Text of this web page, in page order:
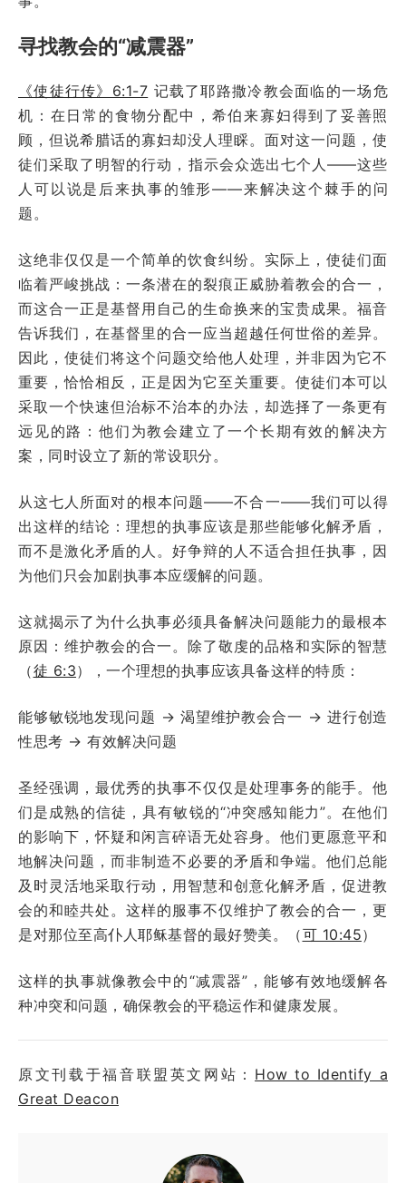
寻找教会的“减震器”
《使徒行传》6:1-7 记载了耶路撒冷教会面临的一场危
机：在日常的食物分配中，希伯来寡妇得到了妥善照
顾，但说希腊话的寡妇却没人理睬。面对这一问题，使
徒们采取了明智的行动，指示会众选出七个人——这些
人可以说是后来执事的雏形——来解决这个棘手的问
题。
这绝非仅仅是一个简单的饮食纠纷。实际上，使徒们面
临着严峻挑战：一条潜在的裂痕正威胁着教会的合一，
而这合一正是基督用自己的生命换来的宝贵成果。福音
告诉我们，在基督里的合一应当超越任何世俗的差异。
因此，使徒们将这个问题交给他人处理，并非因为它不
重要，恰恰相反，正是因为它至关重要。使徒们本可以
采取一个快速但治标不治本的办法，却选择了一条更有
远见的路：他们为教会建立了一个长期有效的解决方
案，同时设立了新的常设职分。
从这七人所面对的根本问题——不合一——我们可以得
出这样的结论：理想的执事应该是那些能够化解矛盾，
而不是激化矛盾的人。好争辩的人不适合担任执事，因
为他们只会加剧执事本应缓解的问题。
这就揭示了为什么执事必须具备解决问题能力的最根本
原因：维护教会的合一。除了敬虔的品格和实际的智慧
（徒 6:3），一个理想的执事应该具备这样的特质：
能够敏锐地发现问题 → 渴望维护教会合一 → 进行创造
性思考 → 有效解决问题
圣经强调，最优秀的执事不仅仅是处理事务的能手。他
们是成熟的信徒，具有敏锐的“冲突感知能力”。在他们
的影响下，怀疑和闲言碎语无处容身。他们更愿意平和
地解决问题，而非制造不必要的矛盾和争端。他们总能
及时灵活地采取行动，用智慧和创意化解矛盾，促进教
会的和睦共处。这样的服事不仅维护了教会的合一，更
是对那位至高仆人耶稣基督的最好赞美。（可 10:45）
这样的执事就像教会中的“减震器”，能够有效地缓解各
种冲突和问题，确保教会的平稳运作和健康发展。
原文刊载于福音联盟英文网站： How to Identify a
Great Deacon